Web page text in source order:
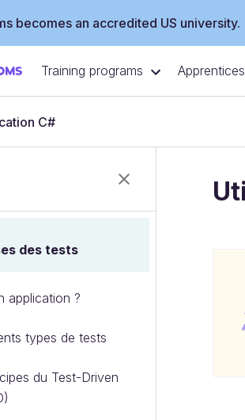
becomes an accredited US university.
Training programs
C#
des tests
application ?
types de tests
du Test-Driven